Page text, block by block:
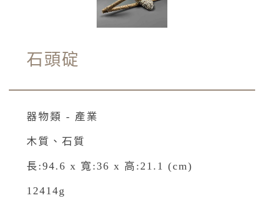
石頭碇
器物類 - 產業
木質、石質
長:94.6 x 寬:36 x 高:21.1 (cm)
12414g